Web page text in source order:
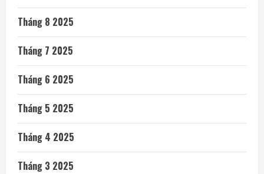
Tháng 8 2025
Tháng 7 2025
Tháng 6 2025
Tháng 5 2025
Tháng 4 2025
Tháng 3 2025